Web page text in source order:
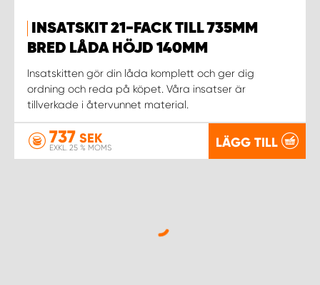
INSATSKIT 21-FACK TILL 735MM
BRED LÅDA HÖJD 140MM
Insatskitten gör din låda komplett och ger dig
ordning och reda på köpet. Våra insatser är
tillverkade i återvunnet material.
737 SEK
EXKL. 25 % MOMS LÄGG TILL